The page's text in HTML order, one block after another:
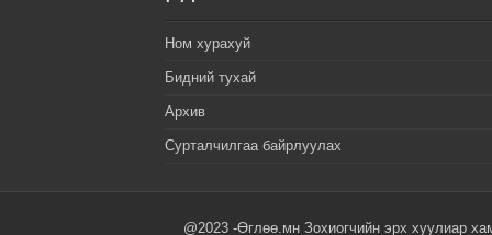
Ном хурахуй
Бидний тухай
Архив
Сурталчилгаа байрлуулах
@2023 -Өглөө.мн Зохиогчийн эрх хуулиар